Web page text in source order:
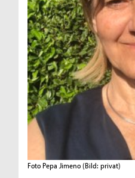
Foto Pepa Jimeno (Bild: privat)